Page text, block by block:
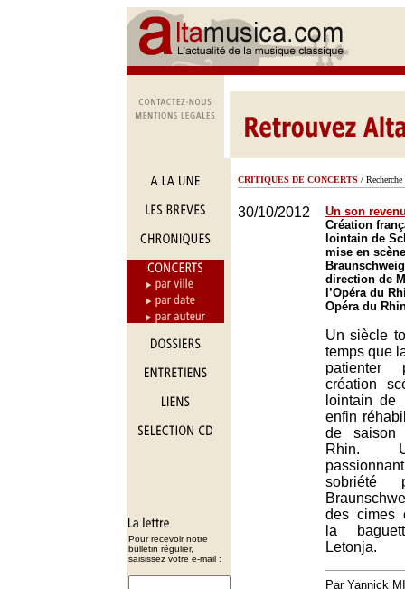
Pour recevoir notre
bulletin régulier,
saisissez votre e-mail :
CRITIQUES DE CONCERTS / Recherche
30/10/2012
Un son
Création
lointain de
mise en
direction de
l’Opéra du
Opéra du
Un siècle
temps que
création
lointain de
enfin
de saison
Rhin.
sobriété
des cimes
la
Letonja.
Par Yannick